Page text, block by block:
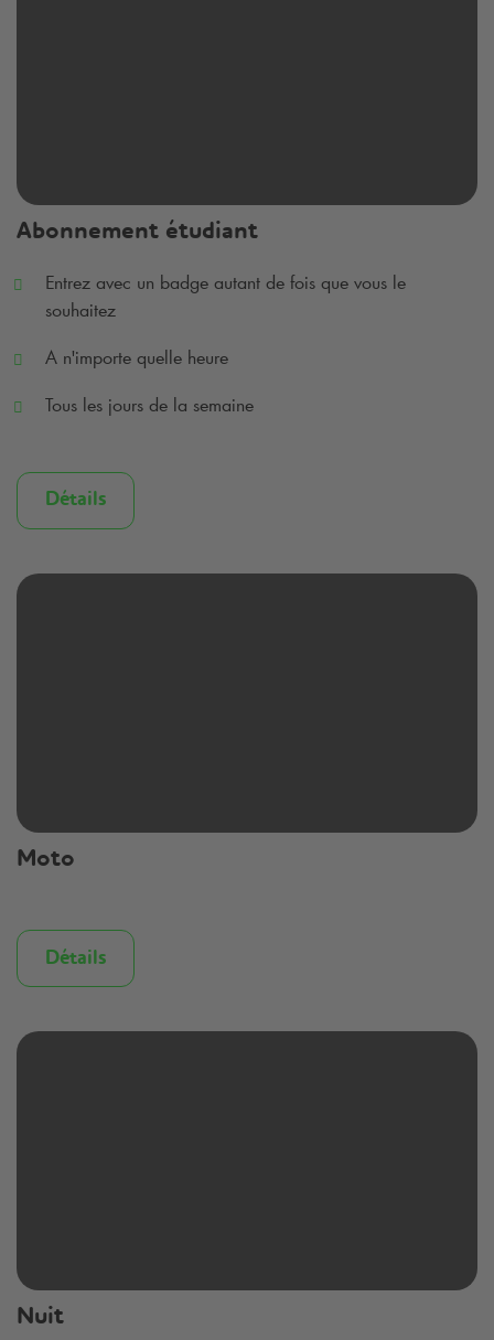
Abonnement étudiant
Entrez avec un badge autant de fois que vous le
souhaitez
A n'importe quelle heure
Tous les jours de la semaine
Détails
Moto
Détails
Nuit